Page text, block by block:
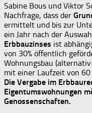
Sabine Bous und Viktor
Nachfrage, dass der
ermittelt und bis zur
ein Jahr nach der
Erbbauzinses ist
von 30% öffentlich
Wohnungsbau
mit einer Laufzeit von 60
Die Vergabe im
Eigentumswohnungen
Genossenschaften.